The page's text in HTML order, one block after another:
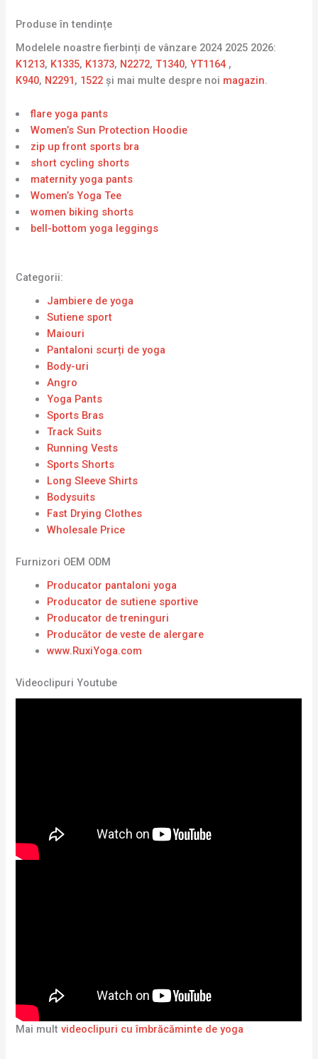
Produse în tendințe
Modelele noastre fierbinți de vânzare 2024 2025 2026:
K1213, K1335, K1373, N2272,T1340,YT1164 ,
K940, N2291, 1522și mai multe despre noi magazin.
flare yoga pants
Women’s Sun Protection Hoodie
zip up front sports bra
short cycling shorts
maternity yoga pants
Women’s Yoga Tee
women biking shorts
bell-bottom yoga leggings
Categorii:
Jambiere de yoga
Sutiene sport
Maiouri
Pantaloni scurți de yoga
Body-uri
Angro
Yoga Pants
Sports Bras
Track Suits
Running Vests
Sports Shorts
Long Sleeve Shirts
Bodysuits
Fast Drying Clothes
Wholesale Price
Furnizori OEM ODM
Producator pantaloni yoga
Producator de sutiene sportive
Producator de treninguri
Producător de veste de alergare
www.RuxiYoga.com
Videoclipuri Youtube
Mai multvideoclipuri cu îmbrăcăminte de yoga